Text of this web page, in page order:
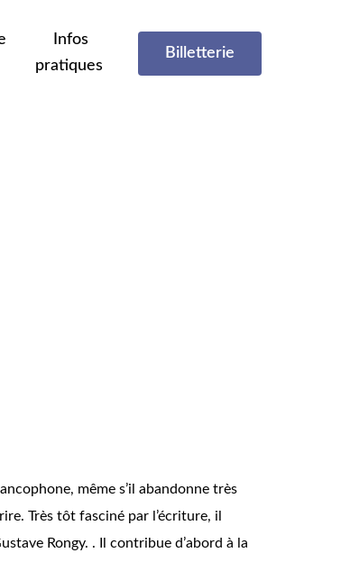
Infos
pratiques
Billetterie
même s’il abandonne très
Très tôt fasciné par l’écriture, il
Rongy. . Il contribue d’abord à la